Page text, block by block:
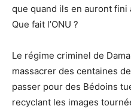
que quand ils en auront fini
Que fait l’ONU ?
Le régime criminel de
massacrer des centaines
passer pour des Bédoins
recyclant les images